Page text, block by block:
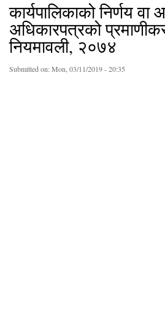
कार्यपालिकाको निर्णय
अधिकारपत्रको
नियमावली, २०७४
Submitted on:Mon, 03/11/2019 - 20:35